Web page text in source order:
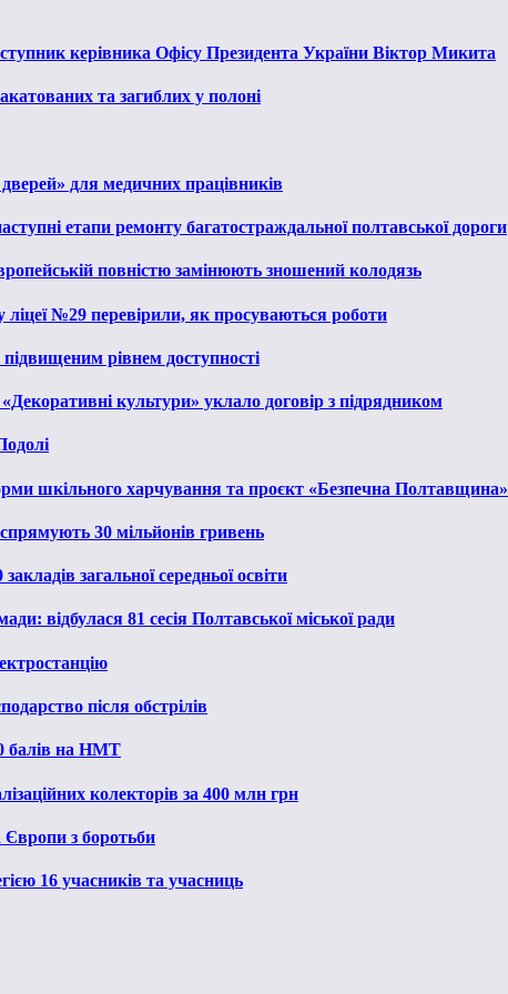
керівника Офісу Президента України Віктор Микита
та загиблих у полоні
для медичних працівників
етапи ремонту багатостраждальної полтавської дороги
повністю замінюють зношений колодязь
№29 перевірили, як просуваються роботи
рівнем доступності
культури» уклало договір з підрядником
шкільного харчування та проєкт «Безпечна Полтавщина»
30 мільйонів гривень
загальної середньої освіти
відбулася 81 сесія Полтавської міської ради
після обстрілів
балів на НМТ
колекторів за 400 млн грн
з боротьби
16 учасників та учасниць